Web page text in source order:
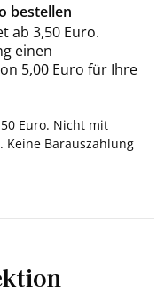
bestellen
ab 3,50 Euro.
einen
5,00 Euro für Ihre
Euro. Nicht mit
Barauszahlung